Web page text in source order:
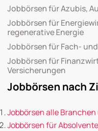
Jobbörsen für Azubis,
Jobbörsen für
regenerative Energie
Jobbörsen für Fach-
Jobbörsen für
Versicherungen
Jobbörsen nach
Jobbörsen alle
Jobbörsen für